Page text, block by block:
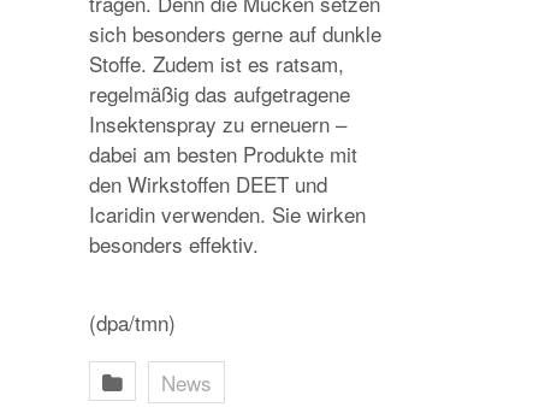
sich besonders gerne auf dunkle
Stoffe. Zudem ist es ratsam,
regelmäßig das aufgetragene
Insektenspray zu erneuern –
dabei am besten Produkte mit
den Wirkstoffen DEET und
Icaridin verwenden. Sie wirken
besonders effektiv.
(dpa/tmn)
News